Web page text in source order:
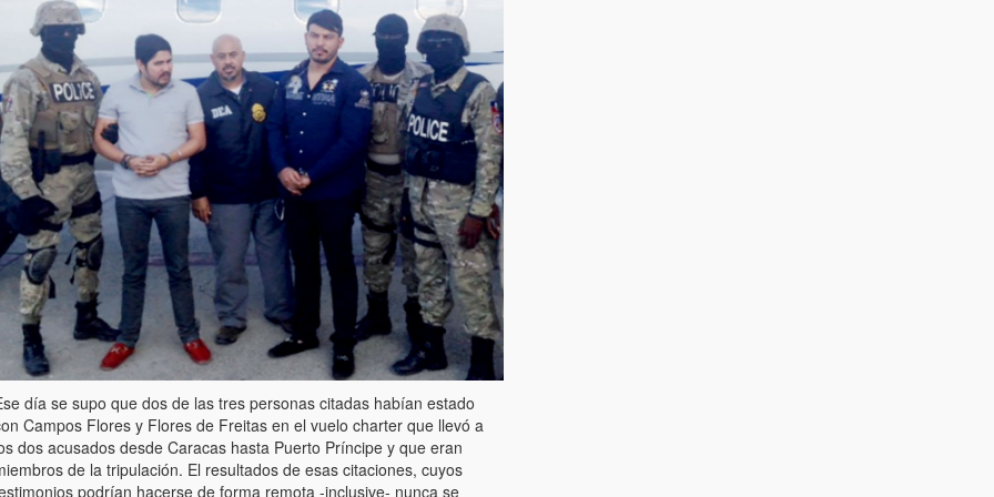
día se supo que dos de las tres personas citadas habían estado
Campos Flores y Flores de Freitas en el vuelo charter que llevó a
dos acusados desde Caracas hasta Puerto Príncipe y que eran
de la tripulación. El resultados de esas citaciones, cuyos
podrían hacerse de forma remota -inclusive- nunca se